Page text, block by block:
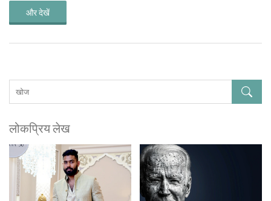
और देखें
लोकप्रिय लेख